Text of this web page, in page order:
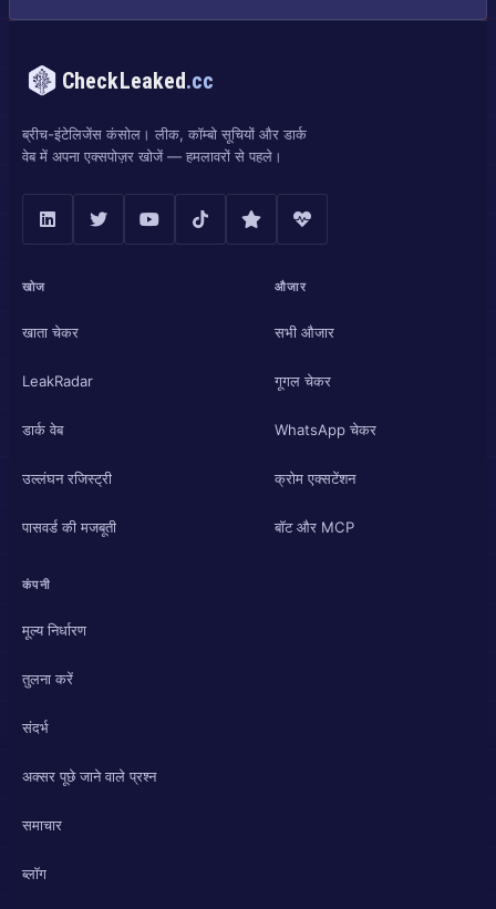
CheckLeaked.cc
ब्रीच-इंटेलिजेंस कंसोल। लीक, कॉम्बो सूचियों और डार्क
वेब में अपना एक्सपोज़र खोजें — हमलावरों से पहले।
खोज
खाता चेकर
LeakRadar
डार्क वेब
उल्लंघन रजिस्ट्री
पासवर्ड की मजबूती
औजार
सभी औजार
गूगल चेकर
WhatsApp चेकर
क्रोम एक्सटेंशन
बॉट और MCP
कंपनी
मूल्य निर्धारण
तुलना करें
संदर्भ
अक्सर पूछे जाने वाले प्रश्न
समाचार
ब्लॉग